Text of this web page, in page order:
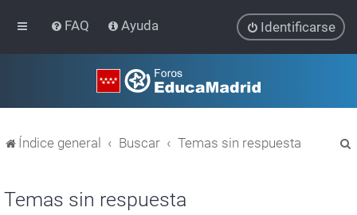
FAQ Ayuda Identificarse
Índice general Buscar Temas sin respuesta
Temas sin respuesta